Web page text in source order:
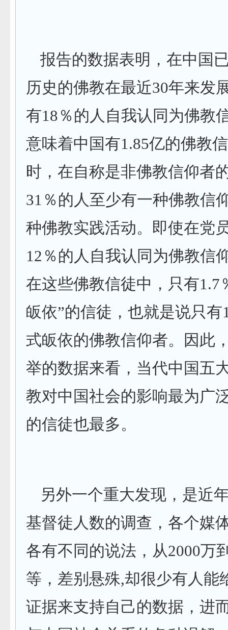
报告的数据表明，在中国
历史的佛教在最近30年来发
有18 ％的人自我认同为佛教
意味着中国有1.85亿的佛教
时，在自称是非佛教信仰者
31 ％的人至少有一种佛教信
种佛教实践活动。即使在党
12 ％的人自我认同为佛教信
在这些佛教信徒中，只有1.7
皈依”的信徒，也就是说只有
式皈依的佛教信仰者。因此
举的数据来看，当代中国五
教对中国社会的影响最为广
的信徒也最多。
另外一个重大发现，是近
基督徒人数的调查，各个媒
各有不同的说法，从2000万
等，差别悬殊,却很少有人能
证据来支持自己的数据，进